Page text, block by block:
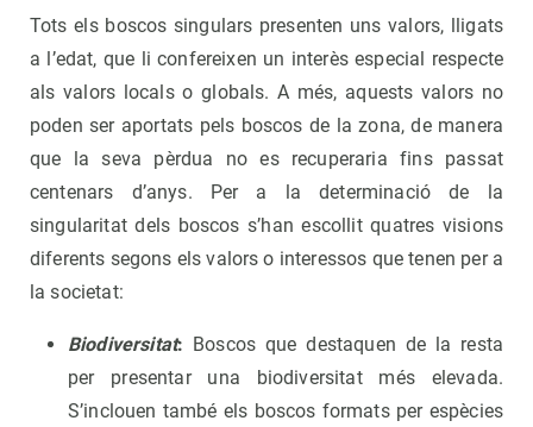
Tots els boscos singulars presenten uns valors, lligats
a l’edat, que li confereixen un interès especial respecte
als valors locals o globals. A més, aquests valors no
poden ser aportats pels boscos de la zona, de manera
que la seva pèrdua no es recuperaria fins passat
centenars d’anys. Per a la determinació de la
singularitat dels boscos s’han escollit quatres visions
diferents segons els valors o interessos que tenen per a
la societat:
Biodiversitat: Boscos que destaquen de la resta
per presentar una biodiversitat més elevada.
S’inclouen també els boscos formats per espècies